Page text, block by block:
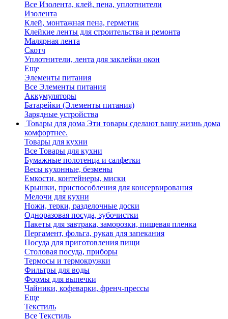
Все Изолента, клей, пена, уплотнители
Изолента
Клей, монтажная пена, герметик
Клейкие ленты для строительства и ремонта
Малярная лента
Скотч
Уплотнители, лента для заклейки окон
Еще
Элементы питания
Все Элементы питания
Аккумуляторы
Батарейки (Элементы питания)
Зарядные устройства
Товары для дома Эти товары сделают вашу жизнь дома
комфортнее.
Товары для кухни
Все Товары для кухни
Бумажные полотенца и салфетки
Весы кухонные, безмены
Емкости, контейнеры, миски
Крышки, приспособления для консервирования
Мелочи для кухни
Ножи, терки, разделочные доски
Одноразовая посуда, зубочистки
Пакеты для завтрака, заморозки, пищевая пленка
Пергамент, фольга, рукав для запекания
Посуда для приготовления пищи
Столовая посуда, приборы
Термосы и термокружки
Фильтры для воды
Формы для выпечки
Чайники, кофеварки, френч-прессы
Еще
Текстиль
Все Текстиль